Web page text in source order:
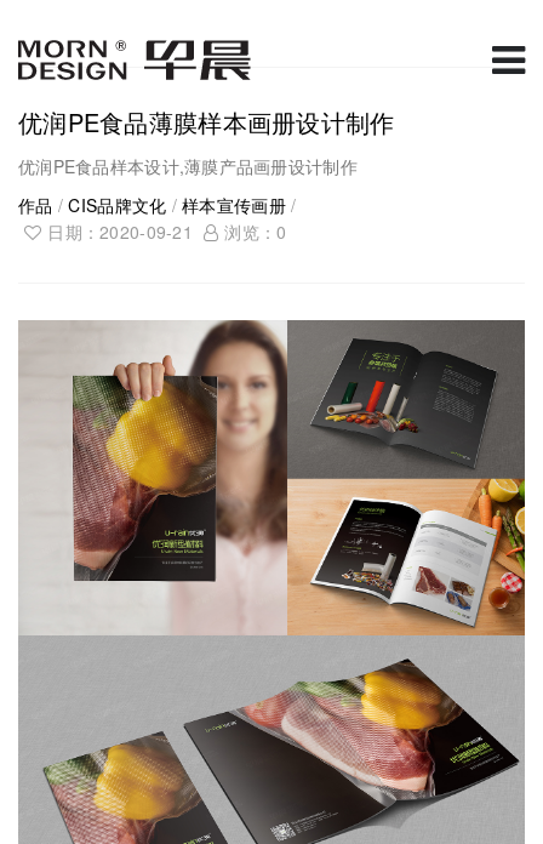
优润PE食品薄膜样本画册设计制作
优润PE食品样本设计,薄膜产品画册设计制作
作品 /CIS品牌文化 /样本宣传画册/
日期：2020-09-21
浏览：0